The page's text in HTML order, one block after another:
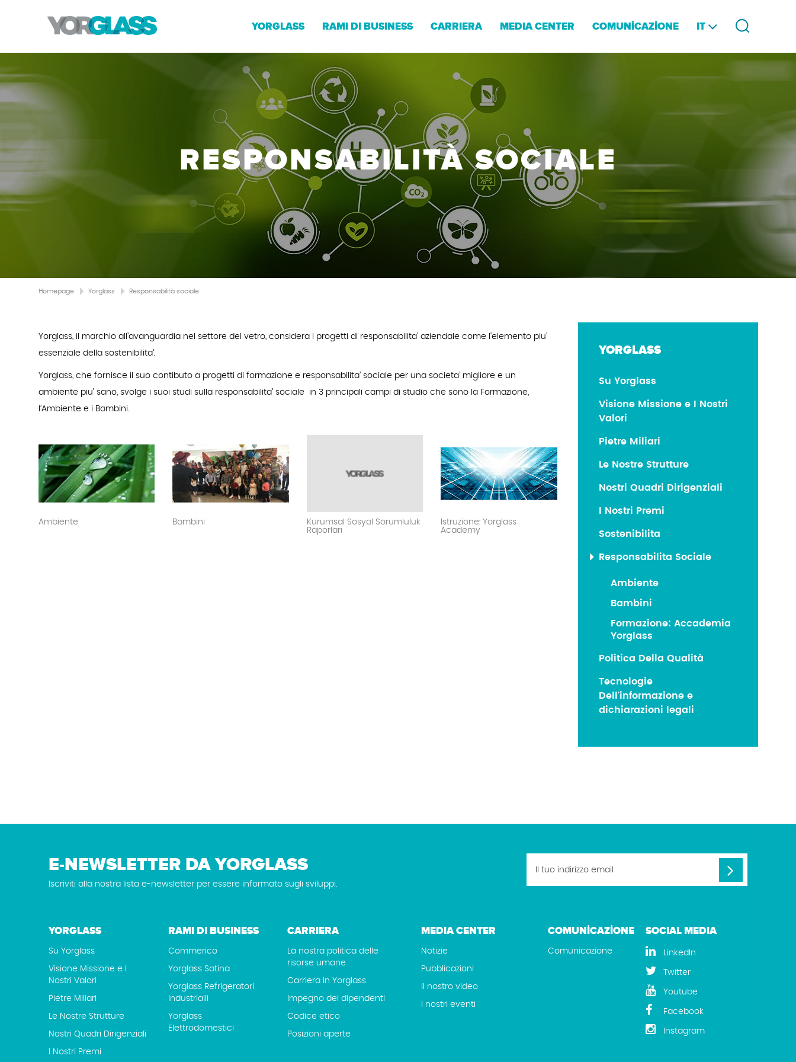
YORGLASS RAMI DI BUSINESS CARRIERA MEDIA CENTER COMUNİCAZİONE IT
RESPONSABILITÀ SOCIALE
Homepage Yorglass Responsabilità sociale
Yorglass, il marchio all’avanguardia nel settore del vetro, considera i progetti di responsabilita’ aziendale come l'elemento piu’
essenziale della sostenibilita’.
Yorglass, che fornisce il suo contibuto a progetti di formazione e responsabilita’ sociale per una societa’ migliore e un
ambiente piu’ sano, svolge i suoi studi sulla responsabilita’ sociale in 3 principali campi di studio che sono la Formazione,
l’Ambiente e i Bambini.
Ambiente Bambini
Kurumsal Sosyal Sorumluluk
Raporları
Istruzione: Yorglass
Academy
YORGLASS
Su Yorglass
Visione Missione e I Nostri
Valori
Pietre Miliari
Le Nostre Strutture
Nostri Quadri Dirigenziali
I Nostri Premi
Sostenibilita
Responsabilita Sociale
Ambiente
Bambini
Formazione: Accademia
Yorglass
Politica Della Qualità
Tecnologie
Dell'informazione e
dichiarazioni legali
E-NEWSLETTER DA YORGLASS
Iscriviti alla nostra lista e-newsletter per essere informato sugli sviluppi.
YORGLASS
Su Yorglass
Visione Missione e I
Nostri Valori
Pietre Miliari
Le Nostre Strutture
Nostri Quadri Dirigenziali
I Nostri Premi
RAMI DI BUSINESS
Commerico
Yorglass Satina
Yorglass Refrigeratori
Industrialli
Yorglass
Elettrodomestici
CARRIERA
La nostra politica delle
risorse umane
Carriera in Yorglass
Impegno dei dipendenti
Codice etico
Posizioni aperte
MEDIA CENTER
Notizie
Pubblicazioni
Il nostro video
I nostri eventi
COMUNİCAZİONE
Comunicazione
SOCIAL MEDIA
LinkedIn
Twitter
Youtube
Facebook
Instagram